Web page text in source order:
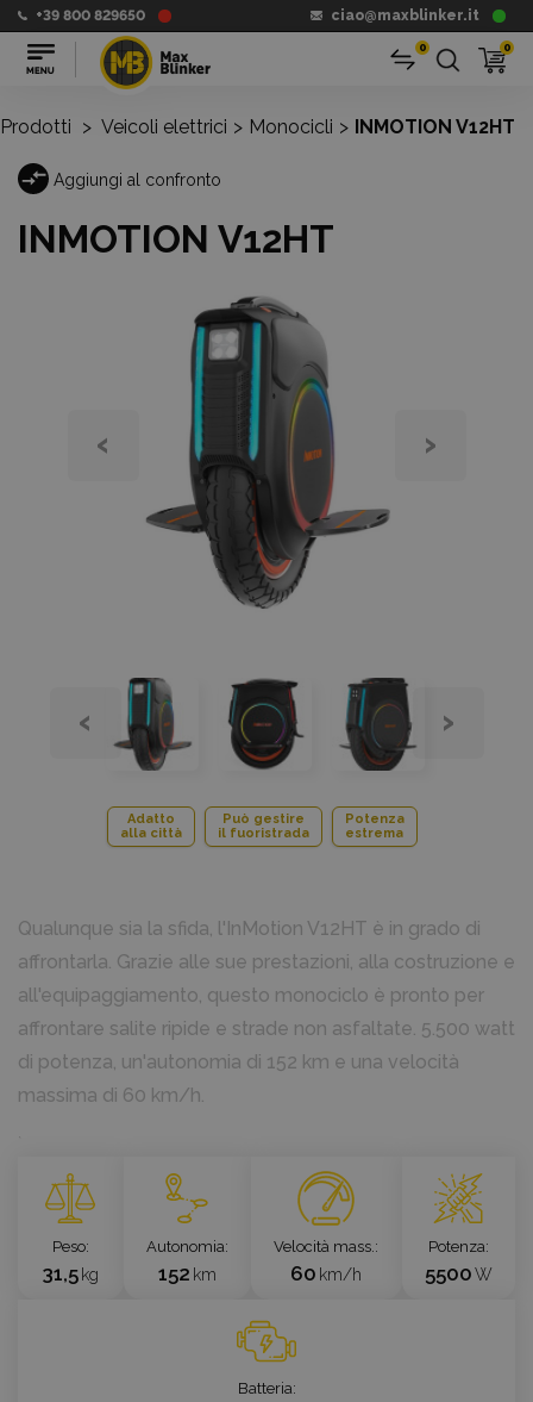
+39 800 829650 ciao@maxblinker.it
0 0
Prodotti > Veicoli elettrici > Monocicli > INMOTION V12HT
Aggiungi al confronto
INMOTION V12HT
‹ ›
‹ ›
Adatto
alla città
Può gestire
il fuoristrada
Potenza
estrema
Qualunque sia la sfida, l'InMotion V12HT è in grado di
affrontarla. Grazie alle sue prestazioni, alla costruzione e
all'equipaggiamento, questo monociclo è pronto per
affrontare salite ripide e strade non asfaltate. 5.500 watt
di potenza, un'autonomia di 152 km e una velocità
massima di 60 km/h.
`
Peso
31,5 kg
Autonomia
152 km
Velocità mass.
60 km/h
Potenza
5500W
Batteria